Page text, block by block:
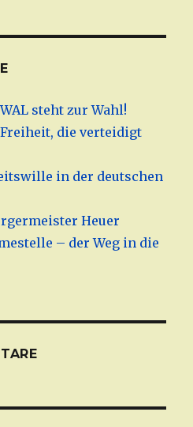
steht zur Wahl!
die verteidigt
in der deutschen
Heuer
– der Weg in die